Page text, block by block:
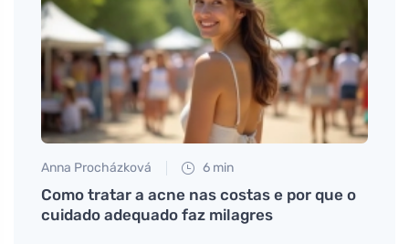
Anna Procházková 6 min
Como tratar a acne nas costas e por que o
cuidado adequado faz milagres